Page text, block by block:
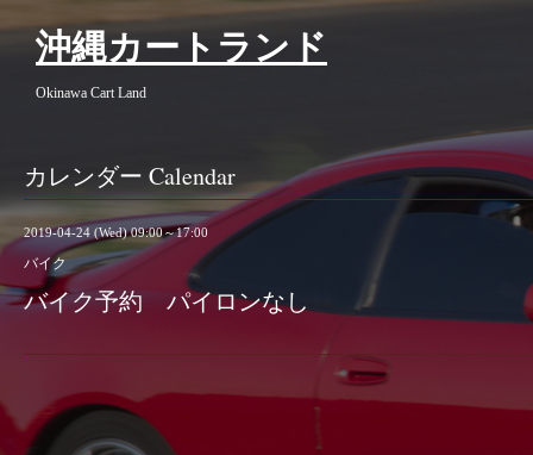
沖縄カートランド
Okinawa Cart Land
カレンダー Calendar
2019-04-24 (Wed) 09:00～17:00
バイク
バイク予約 パイロンなし